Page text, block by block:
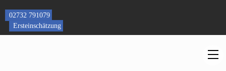
content
02732 791079
Ersteinschätzung